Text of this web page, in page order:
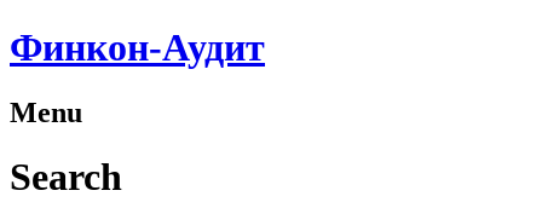
Финкон-Аудит
Menu
Search